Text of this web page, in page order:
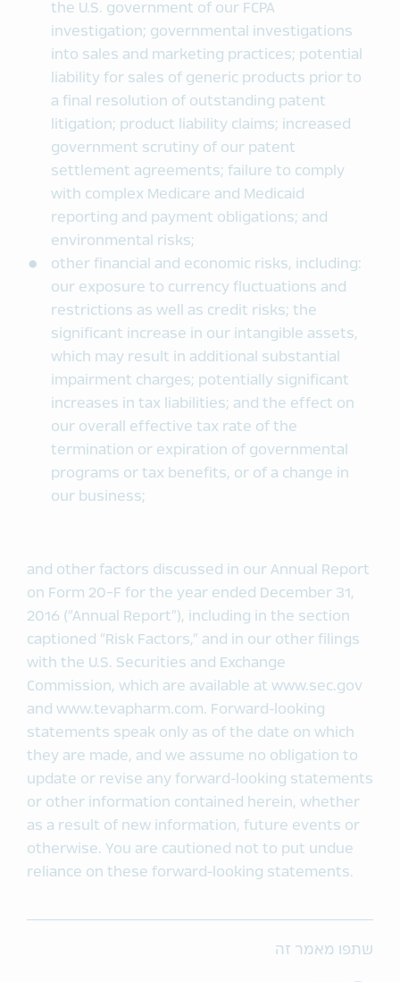
the U.S. government of our FCPA
investigation; governmental investigations
into sales and marketing practices; potential
liability for sales of generic products prior to
a final resolution of outstanding patent
litigation; product liability claims; increased
government scrutiny of our patent
settlement agreements; failure to comply
with complex Medicare and Medicaid
reporting and payment obligations; and
environmental risks;
other financial and economic risks, including:
our exposure to currency fluctuations and
restrictions as well as credit risks; the
significant increase in our intangible assets,
which may result in additional substantial
impairment charges; potentially significant
increases in tax liabilities; and the effect on
our overall effective tax rate of the
termination or expiration of governmental
programs or tax benefits, or of a change in
our business;
and other factors discussed in our Annual Report
on Form 20-F for the year ended December 31,
2016 (“Annual Report”), including in the section
captioned “Risk Factors,” and in our other filings
with the U.S. Securities and Exchange
Commission, which are available at www.sec.gov
and www.tevapharm.com. Forward-looking
statements speak only as of the date on which
they are made, and we assume no obligation to
update or revise any forward-looking statements
or other information contained herein, whether
as a result of new information, future events or
otherwise. You are cautioned not to put undue
reliance on these forward-looking statements.
שתפו מאמר זה